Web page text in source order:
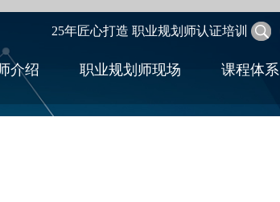
介绍 职业规划师现场 课程体系
25年匠心打造 职业规划师认证培训